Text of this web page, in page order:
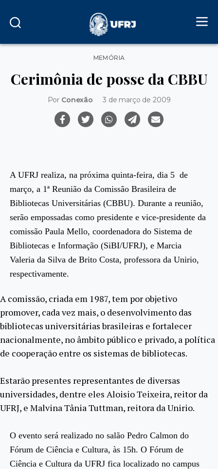
Categorias
MEMÓRIA
Cerimônia de posse da CBBU
Por Conexão 3 de março de 2009
A UFRJ realiza, na próxima quinta-feira, dia 5 de
março, a 1ª Reunião da Comissão Brasileira de
Bibliotecas Universitárias (CBBU). Durante a reunião,
serão empossadas como presidente e vice-presidente da
comissão Paula Mello, coordenadora do Sistema de
Bibliotecas e Informação (SiBI/UFRJ), e Marcia
Valeria da Silva de Brito Costa, professora da Unirio,
respectivamente.
A comissão, criada em 1987, tem por objetivo
promover, cada vez mais, o desenvolvimento das
bibliotecas universitárias brasileiras e fortalecer
nacionalmente, no âmbito público e privado, a política
de cooperação entre os sistemas de bibliotecas.
Estarão presentes representantes de diversas
universidades, dentre eles Aloisio Teixeira, reitor da
UFRJ, e Malvina Tânia Tuttman, reitora da Unirio.
O evento será realizado no salão Pedro Calmon do
Fórum de Ciência e Cultura, às 15h. O Fórum de
Ciência e Cultura da UFRJ fica localizado no campus